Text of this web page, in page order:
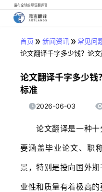
遍布全球的母语翻译官
首页 » 新闻资讯» 常见问
论文翻译千字多少钱？论
论文翻译千字多少
标准
2026-06-03
论文翻译是一种十
要涵盖毕业论文、职
景，特别是投向国外
业性和质量有着极高